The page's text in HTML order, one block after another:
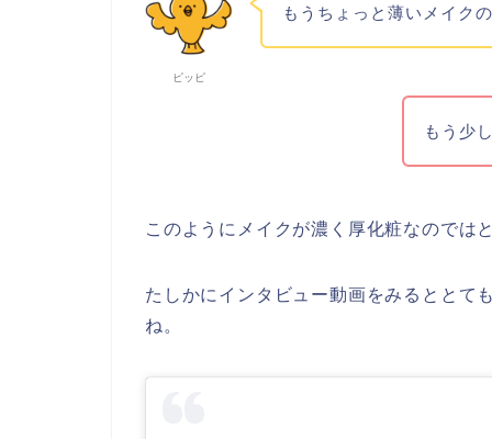
ピッピ
もうちょっと薄いメイク
もう少
このようにメイクが濃く厚化粧なのでは
たしかにインタビュー動画をみるととて
ね。